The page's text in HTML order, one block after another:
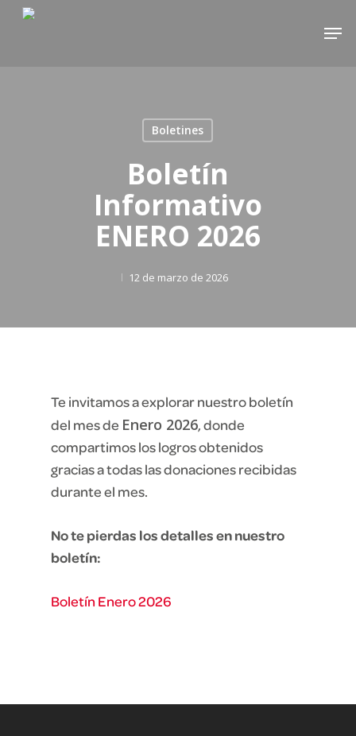
Boletines
Boletín
Informativo
ENERO 2026
12 de marzo de 2026
Te invitamos a explorar nuestro boletín
del mes de Enero 2026, donde
compartimos los logros obtenidos
gracias a todas las donaciones recibidas
durante el mes.
No te pierdas los detalles en nuestro
boletín:
Boletín Enero 2026